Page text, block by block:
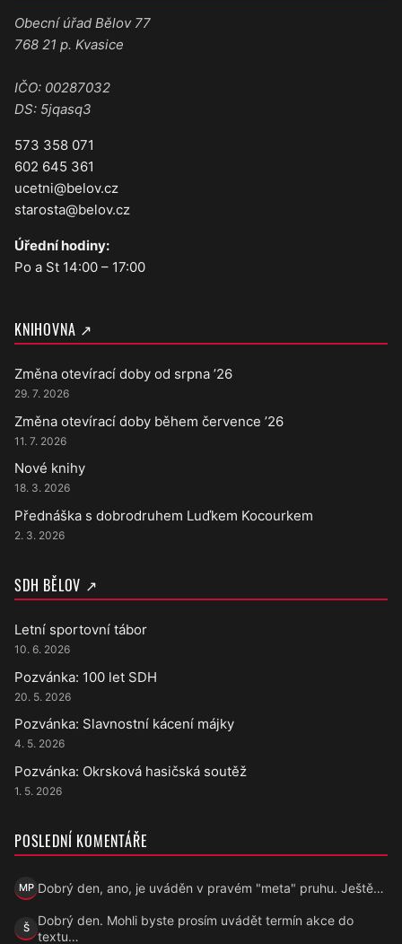
Obecní úřad Bělov 77
768 21 p. Kvasice
IČO: 00287032
DS: 5jqasq3
573 358 071
602 645 361
ucetni@belov.cz
starosta@belov.cz
Úřední hodiny:
Po a St 14:00 – 17:00
KNIHOVNA ↗
Změna otevírací doby od srpna ’26
29. 7. 2026
Změna otevírací doby během července ’26
11. 7. 2026
Nové knihy
18. 3. 2026
Přednáška s dobrodruhem Luďkem Kocourkem
2. 3. 2026
SDH BĚLOV ↗
Letní sportovní tábor
10. 6. 2026
Pozvánka: 100 let SDH
20. 5. 2026
Pozvánka: Slavnostní kácení májky
4. 5. 2026
Pozvánka: Okrsková hasičská soutěž
1. 5. 2026
POSLEDNÍ KOMENTÁŘE
MP
Marek Přecechtěl
Dobrý den, ano, je uváděn v pravém "meta" pruhu. Ještě…
ŠŠárka
Dobrý den. Mohli byste prosím uvádět termín akce do
textu…